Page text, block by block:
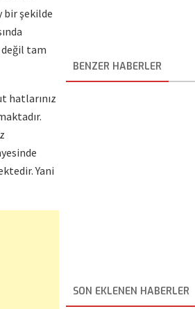
bir şekilde
değil tam
hatlarınız
Yani
BENZER HABERLER
SON EKLENEN HABERLER